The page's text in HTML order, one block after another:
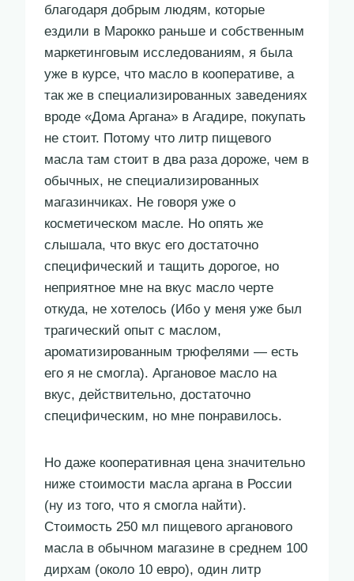
благодаря добрым людям, которые
ездили в Марокко раньше и собственным
маркетинговым исследованиям, я была
уже в курсе, что масло в кооперативе, а
так же в специализированных заведениях
вроде «Дома Аргана» в Агадире, покупать
не стоит. Потому что литр пищевого
масла там стоит в два раза дороже, чем в
обычных, не специализированных
магазинчиках. Не говоря уже о
косметическом масле. Но опять же
слышала, что вкус его достаточно
специфический и тащить дорогое, но
неприятное мне на вкус масло черте
откуда, не хотелось (Ибо у меня уже был
трагический опыт с маслом,
ароматизированным трюфелями — есть
его я не смогла). Аргановое масло на
вкус, действительно, достаточно
специфическим, но мне понравилось.
Но даже кооперативная цена значительно
ниже стоимости масла аргана в России
(ну из того, что я смогла найти).
Стоимость 250 мл пищевого арганового
масла в обычном магазине в среднем 100
дирхам (около 10 евро), один литр